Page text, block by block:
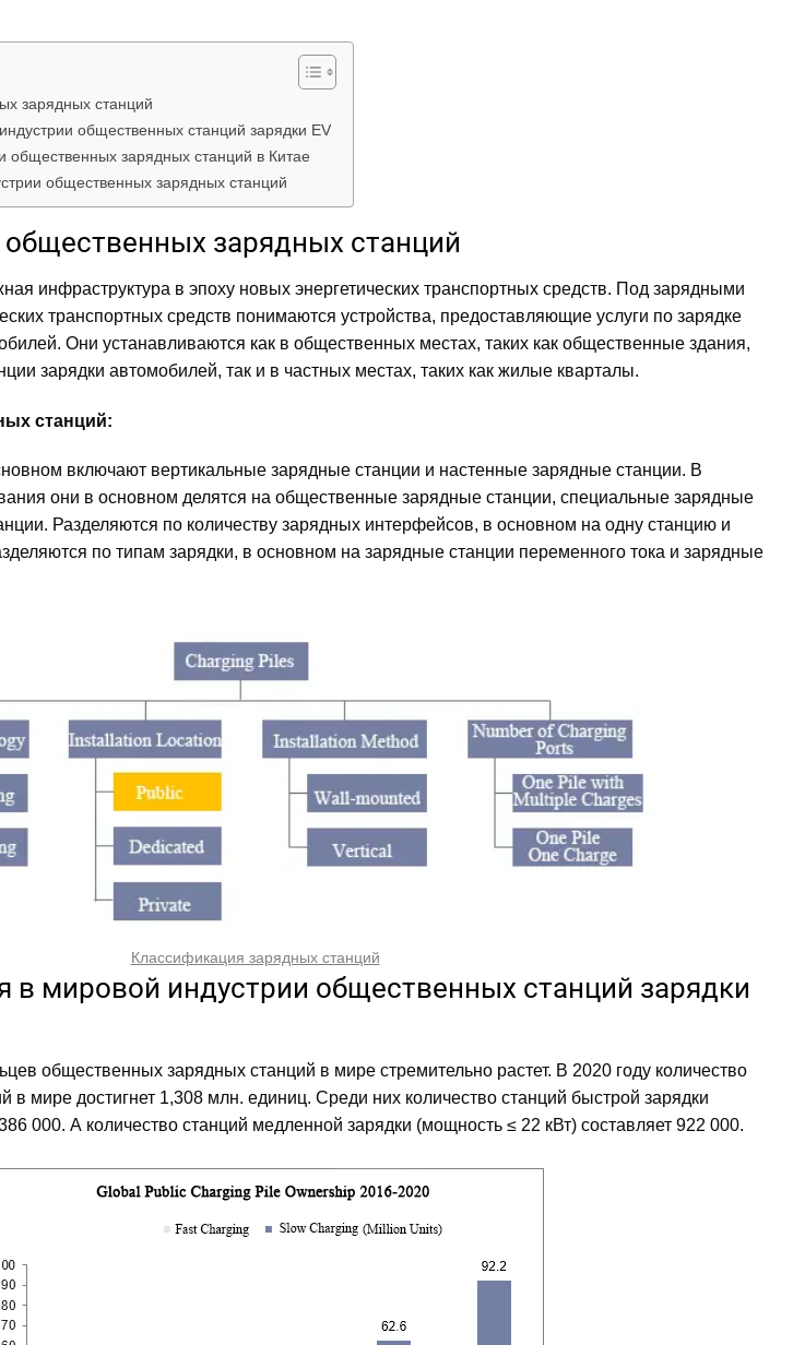
зарядных станций
общественных станций зарядки EV
общественных зарядных станций в Китае
общественных зарядных станций
зарядных станций
инфраструктура в эпоху новых энергетических транспортных средств. Под зарядными
транспортных средств понимаются устройства, предоставляющие услуги по зарядке
Они устанавливаются как в общественных местах, таких как общественные здания,
зарядки автомобилей, так и в частных местах, таких как жилые кварталы.
станций:
включают вертикальные зарядные станции и настенные зарядные станции. В
они в основном делятся на общественные зарядные станции, специальные зарядные
Разделяются по количеству зарядных интерфейсов, в основном на одну станцию и
по типам зарядки, в основном на зарядные станции переменного тока и зарядные
Классификация зарядных станций
в мировой индустрии общественных станций зарядки
общественных зарядных станций в мире стремительно растет. В 2020 году количество
в мире достигнет 1,308 млн. единиц. Среди них количество станций быстрой зарядки
000. А количество станций медленной зарядки (мощность ≤ 22 кВт) составляет 922 000.